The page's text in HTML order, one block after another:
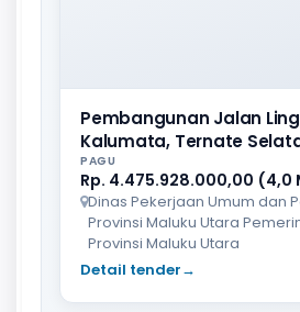
Pembangunan Jalan
Kalumata, Ternate
PAGU
Rp. 4.475.928.000,00 (4,0
Dinas Pekerjaan Umum dan
Provinsi Maluku Utara
Provinsi Maluku Utara
Detail tender→